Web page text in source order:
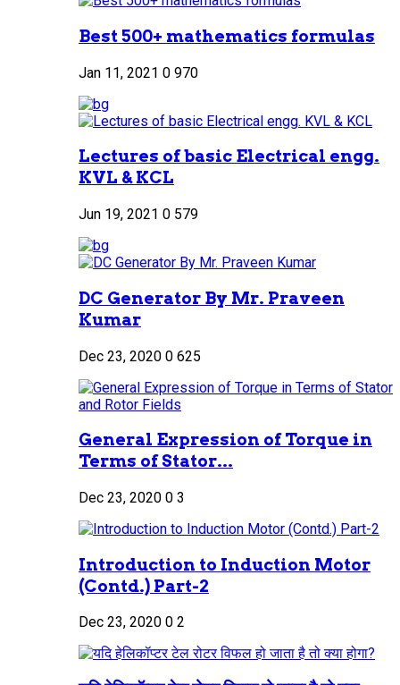
Best 500+ mathematics formulas
Jan 11, 2021 0 970
Lectures of basic Electrical engg.
KVL & KCL
Jun 19, 2021 0 579
DC Generator By Mr. Praveen
Kumar
Dec 23, 2020 0 625
General Expression of Torque in
Terms of Stator...
Dec 23, 2020 0 3
Introduction to Induction Motor
(Contd.) Part-2
Dec 23, 2020 0 2